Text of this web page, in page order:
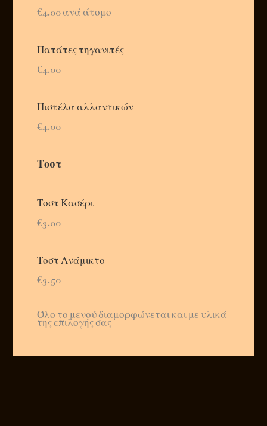
€4.00 ανά άτομο
Πατάτες τηγανιτές
€4.00
Πιστέλα αλλαντικών
€4.00
Τοστ
Τοστ Κασέρι
€3.00
Τοστ Ανάμικτο
€3.50
Όλο το μενού διαμορφώνεται και με υλικά
της επιλογής σας